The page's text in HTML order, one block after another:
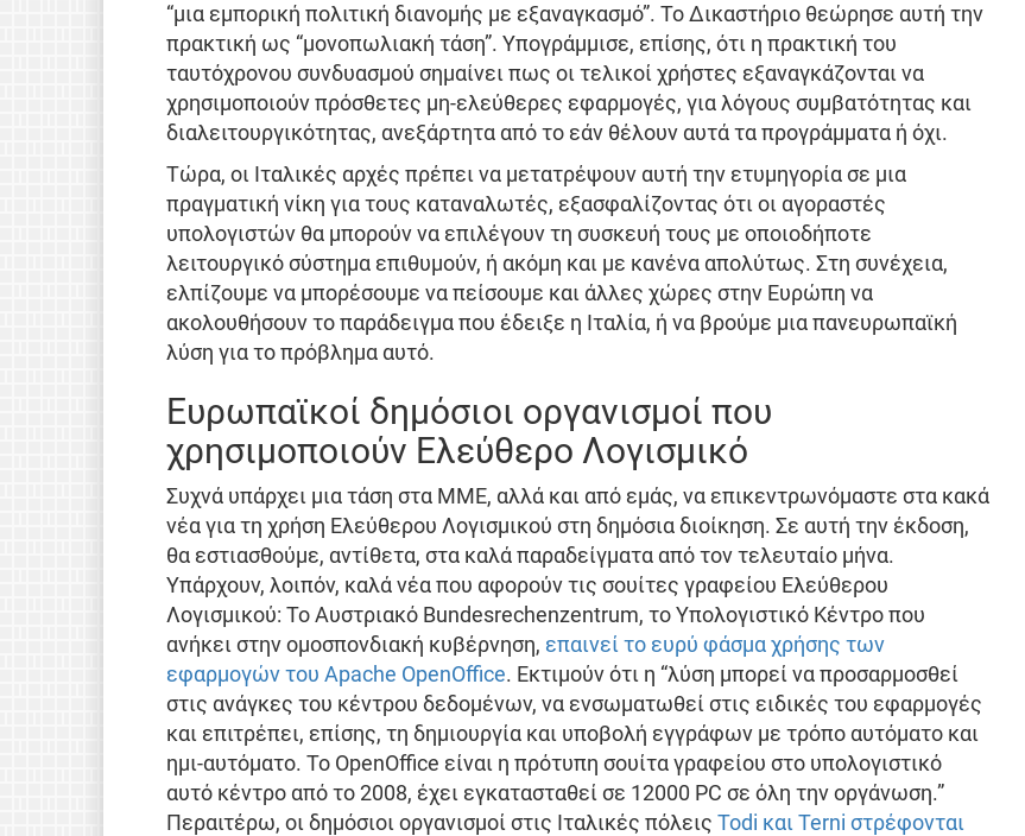
“μια εμπορική πολιτική διανομής με εξαναγκασμό”. Το Δικαστήριο θεώρησε αυτή την
πρακτική ως “μονοπωλιακή τάση”. Υπογράμμισε, επίσης, ότι η πρακτική του
ταυτόχρονου συνδυασμού σημαίνει πως οι τελικοί χρήστες εξαναγκάζονται να
χρησιμοποιούν πρόσθετες μη-ελεύθερες εφαρμογές, για λόγους συμβατότητας και
διαλειτουργικότητας, ανεξάρτητα από το εάν θέλουν αυτά τα προγράμματα ή όχι.
Τώρα, οι Ιταλικές αρχές πρέπει να μετατρέψουν αυτή την ετυμηγορία σε μια
πραγματική νίκη για τους καταναλωτές, εξασφαλίζοντας ότι οι αγοραστές
υπολογιστών θα μπορούν να επιλέγουν τη συσκευή τους με οποιοδήποτε
λειτουργικό σύστημα επιθυμούν, ή ακόμη και με κανένα απολύτως. Στη συνέχεια,
ελπίζουμε να μπορέσουμε να πείσουμε και άλλες χώρες στην Ευρώπη να
ακολουθήσουν το παράδειγμα που έδειξε η Ιταλία, ή να βρούμε μια πανευρωπαϊκή
λύση για το πρόβλημα αυτό.
Ευρωπαϊκοί δημόσιοι οργανισμοί που
χρησιμοποιούν Ελεύθερο Λογισμικό
Συχνά υπάρχει μια τάση στα ΜΜΕ, αλλά και από εμάς, να επικεντρωνόμαστε στα κακά
νέα για τη χρήση Ελεύθερου Λογισμικού στη δημόσια διοίκηση. Σε αυτή την έκδοση,
θα εστιασθούμε, αντίθετα, στα καλά παραδείγματα από τον τελευταίο μήνα.
Υπάρχουν, λοιπόν, καλά νέα που αφορούν τις σουίτες γραφείου Ελεύθερου
Λογισμικού: Το Αυστριακό Bundesrechenzentrum, το Υπολογιστικό Κέντρο που
ανήκει στην ομοσπονδιακή κυβέρνηση, επαινεί το ευρύ φάσμα χρήσης των
εφαρμογών του Apache OpenOffice. Εκτιμούν ότι η “λύση μπορεί να προσαρμοσθεί
στις ανάγκες του κέντρου δεδομένων, να ενσωματωθεί στις ειδικές του εφαρμογές
και επιτρέπει, επίσης, τη δημιουργία και υποβολή εγγράφων με τρόπο αυτόματο και
ημι-αυτόματο. Το OpenOffice είναι η πρότυπη σουίτα γραφείου στο υπολογιστικό
αυτό κέντρο από το 2008, έχει εγκατασταθεί σε 12000 PC σε όλη την οργάνωση.”
Περαιτέρω, οι δημόσιοι οργανισμοί στις Ιταλικές πόλεις Todi και Terni στρέφονται